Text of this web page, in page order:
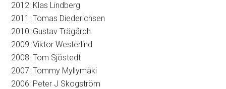
2012: Klas Lindberg
2011: Tomas Diederichsen
2010: Gustav Trägårdh
2009: Viktor Westerlind
2008: Tom Sjöstedt
2007: Tommy Myllymäki
2006: Peter J Skogström